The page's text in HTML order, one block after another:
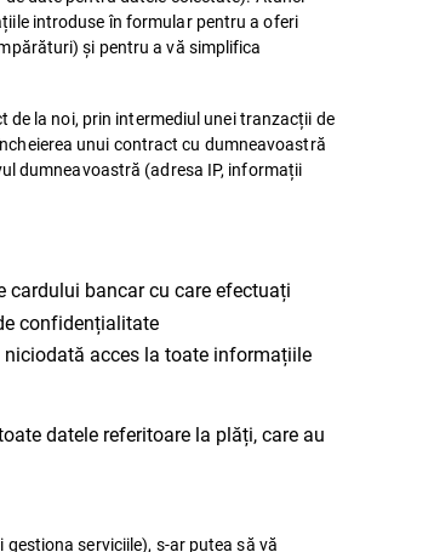
introduse în formular pentru a oferi
și pentru a vă simplifica
la noi, prin intermediul unei tranzacții de
unui contract cu dumneavoastră
dumneavoastră (adresa IP, informații
cardului bancar cu care efectuați
confidențialitate
niciodată acces la toate informațiile
datele referitoare la plăți, care au
serviciile), s-ar putea să vă